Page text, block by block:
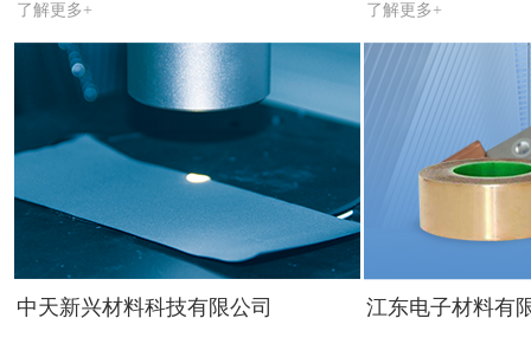
了解更多+ 了解更多+
中天新兴材料科技有限公司 江东电子材料有